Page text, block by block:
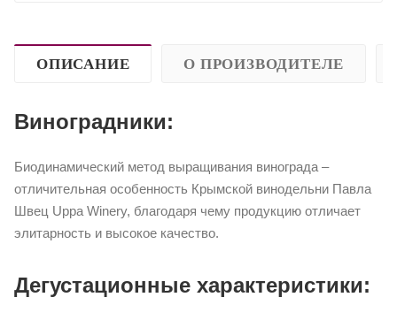
ОПИСАНИЕ О ПРОИЗВОДИТЕЛЕ
Виноградники:
Биодинамический метод выращивания винограда –
отличительная особенность Крымской винодельни Павла
Швец Uppa Winery, благодаря чему продукцию отличает
элитарность и высокое качество.
Дегустационные характеристики: